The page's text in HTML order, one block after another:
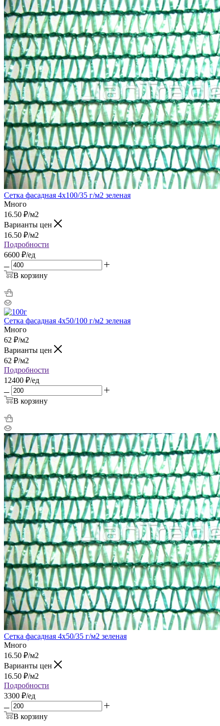
Сетка фасадная 4х100/35 г/м2 зеленая
Много
16.50 ₽/м2
Варианты цен
16.50 ₽/м2
Подробности
6600 ₽/ед
В корзину
Сетка фасадная 4х50/100 г/м2 зеленая
Много
62 ₽/м2
Варианты цен
62 ₽/м2
Подробности
12400 ₽/ед
В корзину
Сетка фасадная 4х50/35 г/м2 зеленая
Много
16.50 ₽/м2
Варианты цен
16.50 ₽/м2
Подробности
3300 ₽/ед
В корзину